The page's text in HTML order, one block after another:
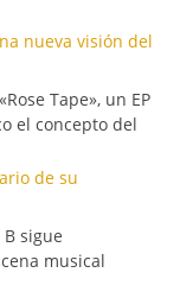
nueva visión del
Tape», un EP
el concepto del
de su
sigue
musical